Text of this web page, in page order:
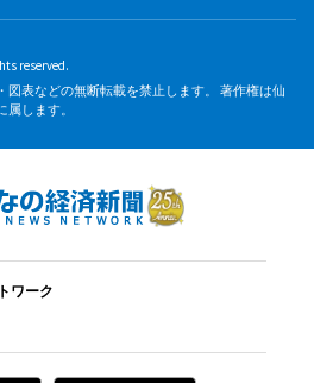
reserved.
表などの無断転載を禁止します。 著作権は仙
します。
ワーク